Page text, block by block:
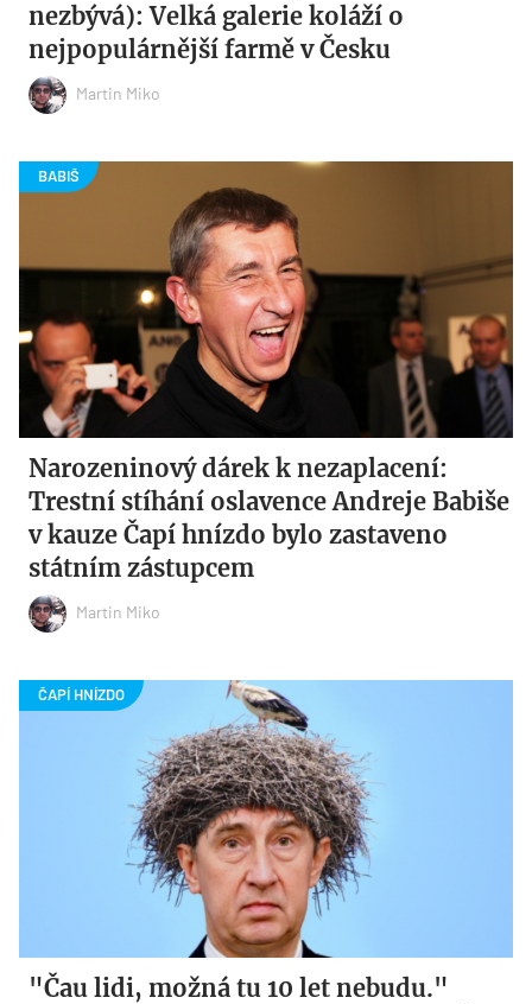
nezbývá): Velká galerie koláží o
nejpopulárnější farmě v Česku
Martin Miko
Narozeninový dárek k nezaplacení:
Trestní stíhání oslavence Andreje Babiše
v kauze Čapí hnízdo bylo zastaveno
státním zástupcem
Martin Miko
"Čau lidi, možná tu 10 let nebudu."